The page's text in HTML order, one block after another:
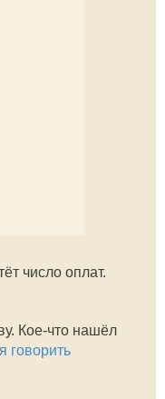
число оплат.
Кое-что нашёл
говорить